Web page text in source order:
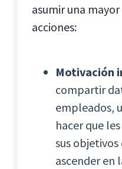
asumir una
acciones:
Motivación
compartir
empleados,
hacer que
sus
ascender en